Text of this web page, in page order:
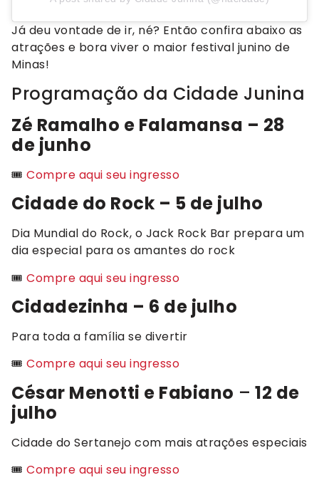
Já deu vontade de ir, né? Então confira abaixo as
atrações e bora viver o maior festival junino de
Minas!
Programação da Cidade Junina
Zé Ramalho e Falamansa – 28
de junho
🎟️ Compre aqui seu ingresso
Cidade do Rock – 5 de julho
Dia Mundial do Rock, o Jack Rock Bar prepara um
dia especial para os amantes do rock
🎟️ Compre aqui seu ingresso
Cidadezinha – 6 de julho
Para toda a família se divertir
🎟️ Compre aqui seu ingresso
César Menotti e Fabiano – 12 de
julho
Cidade do Sertanejo com mais atrações especiais
🎟️ Compre aqui seu ingresso